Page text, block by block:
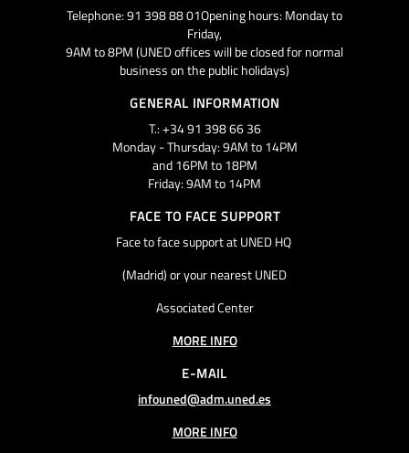
Telephone: 91 398 88 01Opening hours: Monday to
Friday,
9AM to 8PM (UNED offices will be closed for normal
business on the public holidays)
GENERAL INFORMATION
T.: +34 91 398 66 36
Monday - Thursday: 9AM to 14PM
and 16PM to 18PM
Friday: 9AM to 14PM
FACE TO FACE SUPPORT
Face to face support at UNED HQ
(Madrid) or your nearest UNED
Associated Center
MORE INFO
E-MAIL
infouned@adm.uned.es
MORE INFO